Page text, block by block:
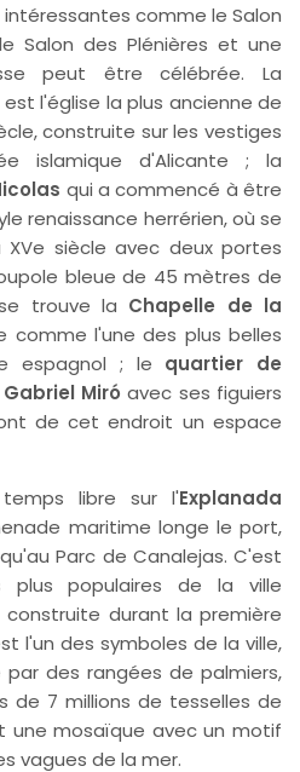
intéressantes comme le Salon
Salon des Plénières et une
peut être célébrée. La
est l'église la plus ancienne de
construite sur les vestiges
islamique d'Alicante ; la
qui a commencé à être
renaissance herrérien, où se
siècle avec deux portes
bleue de 45 mètres de
trouve la Chapelle de la
comme l'une des plus belles
espagnol ; le quartier de
Miró avec ses figuiers
de cet endroit un espace
libre sur l'Explanada
maritime longe le port,
Parc de Canalejas. C'est
plus populaires de la ville
durant la première
l'un des symboles de la ville,
des rangées de palmiers,
de 7 millions de tesselles de
une mosaïque avec un motif
vagues de la mer.